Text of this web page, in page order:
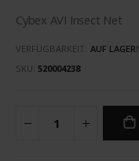
Cybex AVI Insect Net
VERFÜGBARKEIT: AUF LAGER
SKU 520004238